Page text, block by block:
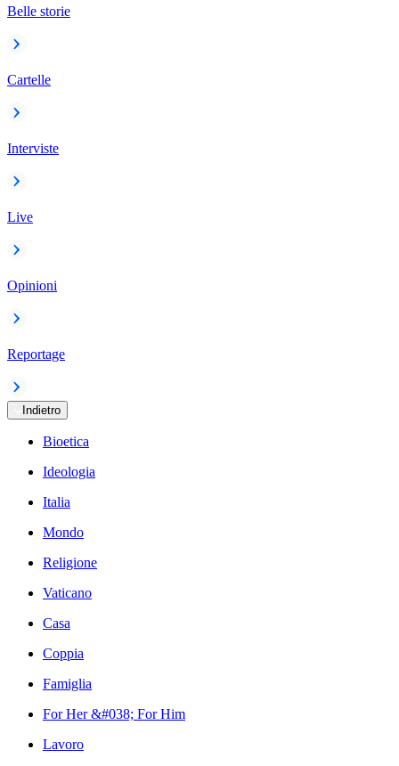
Belle storie
Cartelle
Interviste
Live
Opinioni
Reportage
Indietro
Bioetica
Ideologia
Italia
Mondo
Religione
Vaticano
Casa
Coppia
Famiglia
For Her &#038; For Him
Lavoro